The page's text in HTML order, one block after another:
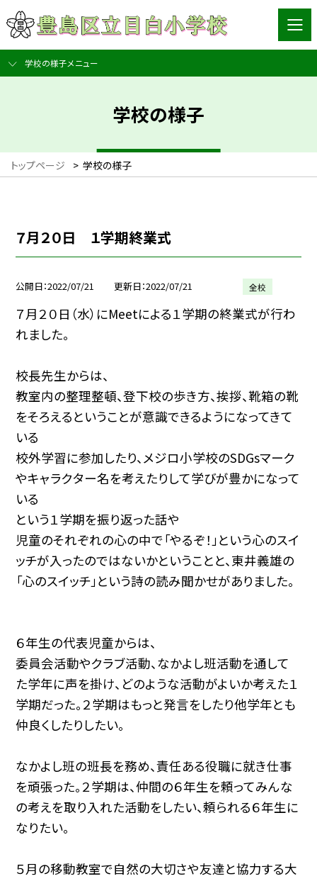
学校の様子メニュー
学校の様子
トップページ > 学校の様子
７月２０日 １学期終業式
公開日 2022/07/21 更新日 2022/07/21 全校
７月２０日（水）にMeetによる１学期の終業式が行わ
れました。
校長先生からは、
教室内の整理整頓、登下校の歩き方、挨拶、靴箱の靴
をそろえるということが意識できるようになってきて
いる
校外学習に参加したり、メジロ小学校のSDGsマーク
やキャラクター名を考えたりして学びが豊かになって
いる
という１学期を振り返った話や
児童のそれぞれの心の中で「やるぞ！」という心のスイ
ッチが入ったのではないかということと、東井義雄の
「心のスイッチ」という詩の読み聞かせがありました。
６年生の代表児童からは、
委員会活動やクラブ活動、なかよし班活動を通して
た学年に声を掛け、どのような活動がよいか考えた１
学期だった。２学期はもっと発言をしたり他学年とも
仲良くしたりしたい。
なかよし班の班長を務め、責任ある役職に就き仕事
を頑張った。２学期は、仲間の６年生を頼ってみんな
の考えを取り入れた活動をしたい、頼られる６年生に
なりたい。
５月の移動教室で自然の大切さや友達と協力する大